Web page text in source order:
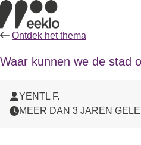
Ontdek het thema
Waar kunnen we de stad
YENTL F.
MEER DAN 3 JAREN